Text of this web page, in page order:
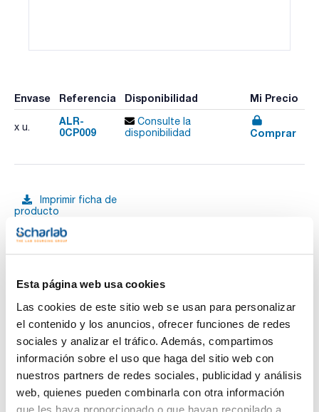
Esta página web usa cookies
Las cookies de este sitio web se usan para personalizar
el contenido y los anuncios, ofrecer funciones de redes
sociales y analizar el tráfico. Además, compartimos
información sobre el uso que haga del sitio web con
nuestros partners de redes sociales, publicidad y análisis
web, quienes pueden combinarla con otra información
que les haya proporcionado o que hayan recopilado a
Envase Referencia Disponibilidad Mi Precio
x u.
ALR-
0CP009
Consulte la
disponibilidad
Comprar
Imprimir ficha de
producto
Dimensiones An x Al x Pr (mm) : 750x350x730
Peso (kg) : 70
Para modelo : Consul 22 R, Digtor 22 R, Dilitcen 22 R. Para
Pack (u.) : 1
Dilitcen 22 R es una centrífuga de sobremesa de gran
capacidad y de diseño ergonómico. La pantalla TFT táctil
permite controlar los parámetros de funcionamiento, la
exportación de datos y la programación en diferido. Indica
los valores de R.P.M. y F.C.R., tiempo, aceleración/frenado
(PCBS) y sistema de localización de desequilibrio (ULS).
Centrífuga de fácil funcionamiento: controlada por
microprocesador, conectividad, con reconocimiento
automático del rotor, protección ante exceso de velocidad,
pulsadores de marcha, paro, apertura de tapa y ciclo corto
Documentación técnica
TDS / Ficha técnica
Regístrate para
descargas
COA
Regístrate para
descargas